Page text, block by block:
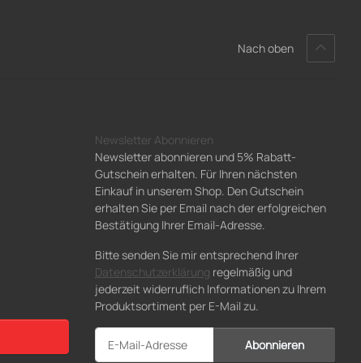
Nach oben
Newsletter Abonnieren
Newsletter abonnieren und 5% Rabatt-
Gutschein erhalten. Für Ihren nächsten
Einkauf in unserem Shop. Den Gutschein
erhalten Sie per Email nach der erfolgreichen
Bestätigung Ihrer Email-Adresse.
Bitte senden Sie mir entsprechend Ihrer
Datenschutzerklärung regelmäßig und
jederzeit widerruflich Informationen zu Ihrem
Produktsortiment per E-Mail zu.
Abonnieren